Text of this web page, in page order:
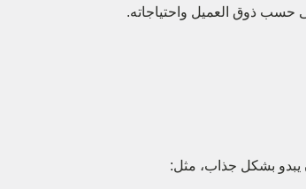
حسب ذوق العميل واحتياجاته.
يبدو بشكل جذاب، مثل: